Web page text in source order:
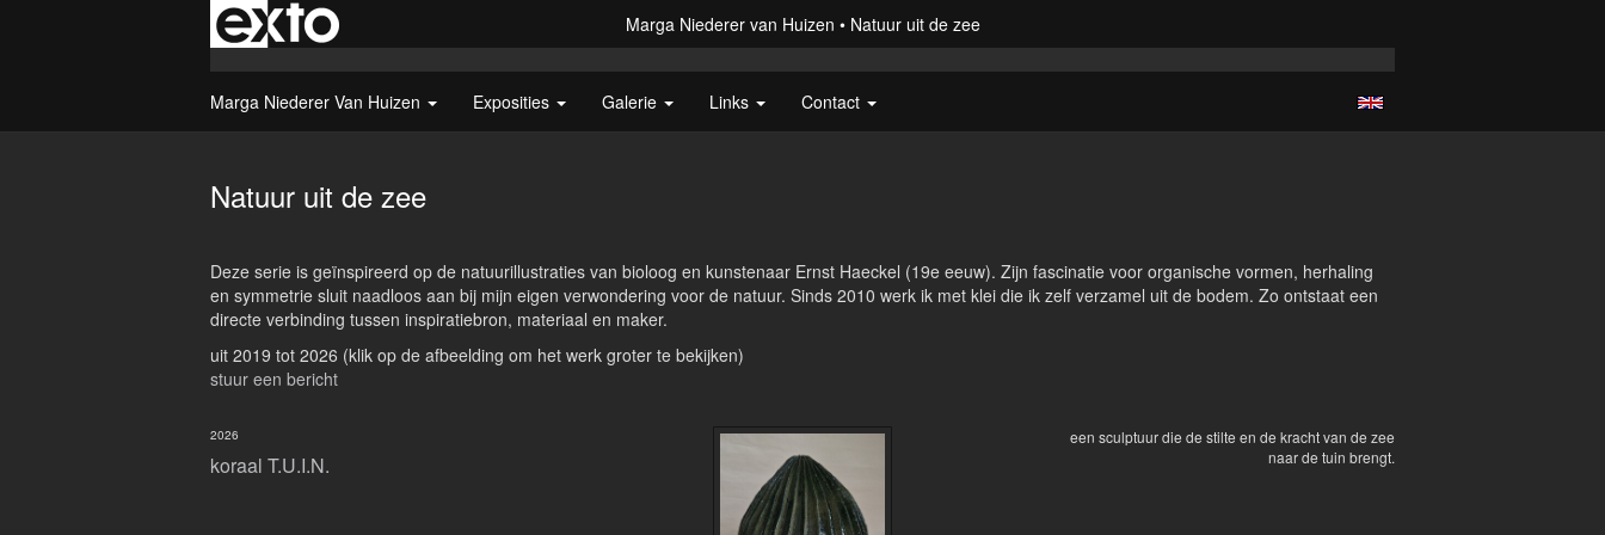
Marga Niederer van Huizen Natuur uit de zee
Marga Niederer Van Huizen Exposities Galerie Links Contact
Natuur uit de zee
Deze serie is geïnspireerd op de natuurillustraties van bioloog en kunstenaar Ernst Haeckel (19e eeuw). Zijn fascinatie voor organische vormen, herhaling
en symmetrie sluit naadloos aan bij mijn eigen verwondering voor de natuur. Sinds 2010 werk ik met klei die ik zelf verzamel uit de bodem. Zo ontstaat een
directe verbinding tussen inspiratiebron, materiaal en maker.
uit 2019 tot 2026 (klik op de afbeelding om het werk groter te bekijken)
stuur een bericht
koraal T.U.I.N.
2026
een sculptuur die de stilte en de kracht van de zee
naar de tuin brengt.